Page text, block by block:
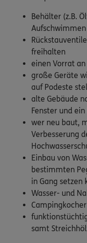
Behälter (z.B.
freihalten
einen Vorrat
große Geräte
auf Podeste
alte Gebäude
Fenster und
wer neu baut,
Verbesserung
Einbau von
bestimmten
in Gang setzen
Wasser- und
samt